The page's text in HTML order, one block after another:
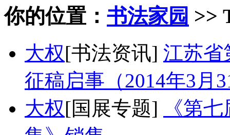
你的位置： 书法家园 >>
大权[书法资讯] 江苏省
征稿启事（2014年3月
大权[国展专题]
《第